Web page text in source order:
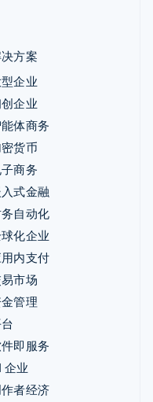
方案
企业
企业
体商务
货币
商务
式金融
自动化
化企业
内支付
市场
管理
即服务
企业
者经济